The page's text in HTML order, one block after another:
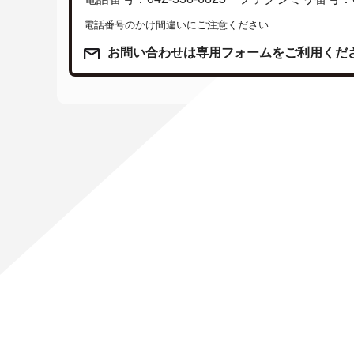
電話番号のかけ間違いにご注意ください
お問い合わせは専用フォームをご利用くだ